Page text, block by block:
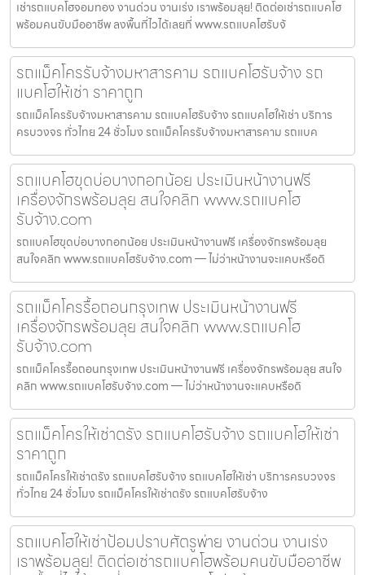
เช่ารถแบคโฮจอมทอง งานด่วน งานเร่ง เราพร้อมลุย! ติดต่อเช่ารถแบคโฮ
พร้อมคนขับมืออาชีพ ลงพื้นที่ไวได้เลยที่ www.รถแบคโฮรับจ้
รถแม็คโครรับจ้างมหาสารคาม รถแบคโฮรับจ้าง รถ
แบคโฮให้เช่า ราคาถูก
รถแม็คโครรับจ้างมหาสารคาม รถแบคโฮรับจ้าง รถแบคโฮให้เช่า บริการ
ครบวงจร ทั่วไทย 24 ชั่วโมง รถแม็คโครรับจ้างมหาสารคาม รถแบค
รถแบคโฮขุดบ่อบางกอกน้อย ประเมินหน้างานฟรี
เครื่องจักรพร้อมลุย สนใจคลิก www.รถแบคโฮ
รับจ้าง.com
รถแบคโฮขุดบ่อบางกอกน้อย ประเมินหน้างานฟรี เครื่องจักรพร้อมลุย
สนใจคลิก www.รถแบคโฮรับจ้าง.com — ไม่ว่าหน้างานจะแคบหรือดิ
รถแม็คโครรื้อถอนกรุงเทพ ประเมินหน้างานฟรี
เครื่องจักรพร้อมลุย สนใจคลิก www.รถแบคโฮ
รับจ้าง.com
รถแม็คโครรื้อถอนกรุงเทพ ประเมินหน้างานฟรี เครื่องจักรพร้อมลุย สนใจ
คลิก www.รถแบคโฮรับจ้าง.com — ไม่ว่าหน้างานจะแคบหรือดิ
รถแม็คโครให้เช่าตรัง รถแบคโฮรับจ้าง รถแบคโฮให้เช่า
ราคาถูก
รถแม็คโครให้เช่าตรัง รถแบคโฮรับจ้าง รถแบคโฮให้เช่า บริการครบวงจร
ทั่วไทย 24 ชั่วโมง รถแม็คโครให้เช่าตรัง รถแบคโฮรับจ้าง
รถแบคโฮให้เช่าป้อมปราบศัตรูพ่าย งานด่วน งานเร่ง
เราพร้อมลุย! ติดต่อเช่ารถแบคโฮพร้อมคนขับมืออาชีพ